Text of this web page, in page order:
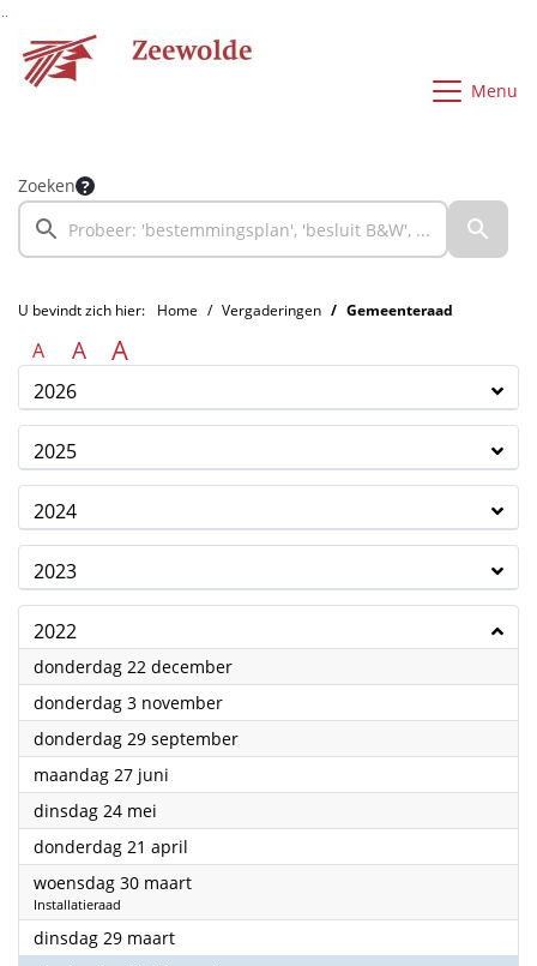
Menu
Zoeken
U bevindt zich hier: Home Vergaderingen Gemeenteraad
A A A
2026
2025
2024
2023
2022
donderdag 22 december2022
donderdag 3 november2022
donderdag 29 september2022
maandag 27 juni
dinsdag 24 mei
donderdag 21 april
woensdag 30 maart2022
Installatieraad
dinsdag 29 maart2022